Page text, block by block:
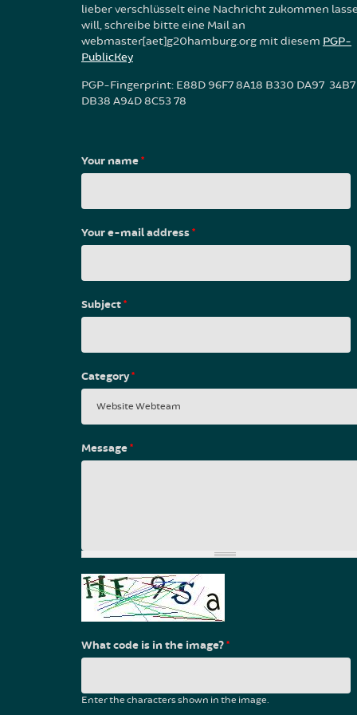
lieber verschlüsselt eine Nachricht zukommen
will, schreibe bitte eine Mail an
webmaster[aet]g20hamburg.org mit diesem PGP-
PublicKey
PGP-Fingerprint: E88D 96F7 8A18 B330 DA97 34B7
DB38 A94D 8C53 78
Your name*
Your e-mail address*
Subject*
Category*
Message*
What code is in the image?*
Enter the characters shown in the image.